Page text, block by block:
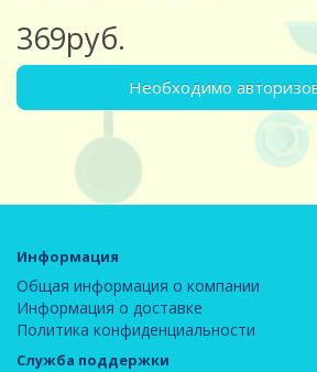
369руб.
Необходимо
Информация
Общая информация о компании
Информация о доставке
Политика конфиденциальности
Служба поддержки